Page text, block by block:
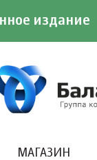
издание
МАГАЗИН